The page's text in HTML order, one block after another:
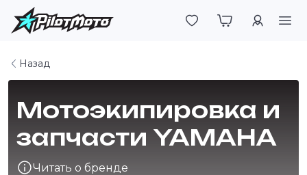
Войти
Назад
Мотоэкипировка и
запчасти YAMAHA
Читать о бренде